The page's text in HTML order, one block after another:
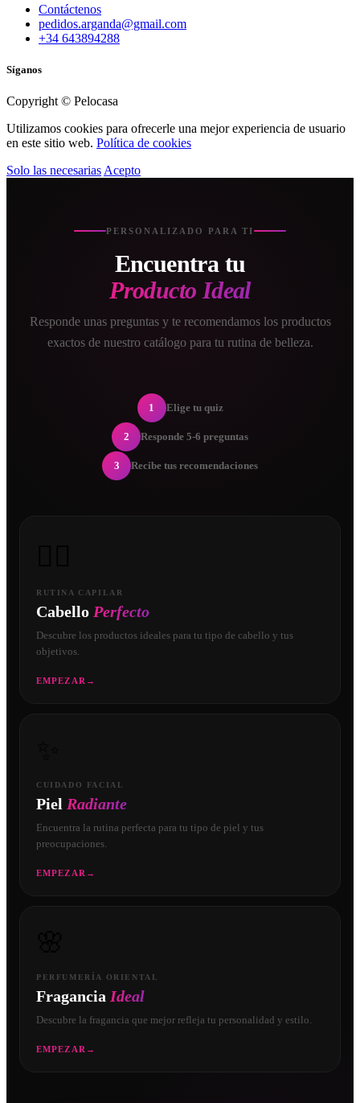
Contáctenos
pedidos.arganda@gmail.com
+34 643894288
Síganos
Copyright © Pelocasa
Utilizamos cookies para ofrecerle una mejor experiencia de usuario
en este sitio web. Política de cookies
Solo las necesarias Acepto
PERSONALIZADO PARA TI
Encuentra tu
Producto Ideal
Responde unas preguntas y te recomendamos los productos
exactos de nuestro catálogo para tu rutina de belleza.
1 Elige tu quiz
2 Responde 5-6 preguntas
3 Recibe tus recomendaciones
RUTINA CAPILAR
Cabello Perfecto
Descubre los productos ideales para tu tipo de cabello y tus
objetivos.
EMPEZAR →
CUIDADO FACIAL
Piel Radiante
Encuentra la rutina perfecta para tu tipo de piel y tus
preocupaciones.
EMPEZAR →
PERFUMERÍA ORIENTAL
Fragancia Ideal
Descubre la fragancia que mejor refleja tu personalidad y estilo.
EMPEZAR →